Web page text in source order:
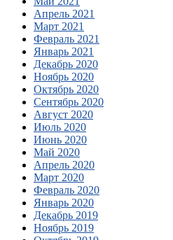
Апрель 2021
Март 2021
Февраль 2021
Январь 2021
Декабрь 2020
Ноябрь 2020
Октябрь 2020
Сентябрь 2020
Август 2020
Июль 2020
Июнь 2020
Май 2020
Апрель 2020
Март 2020
Февраль 2020
Январь 2020
Декабрь 2019
Ноябрь 2019